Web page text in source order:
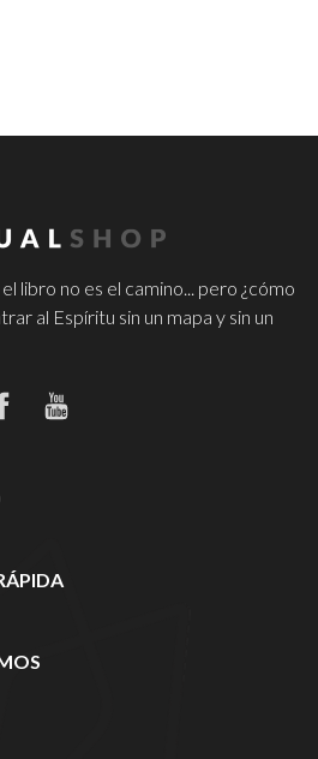
libro no es el camino... pero ¿cómo
al Espíritu sin un mapa y sin un